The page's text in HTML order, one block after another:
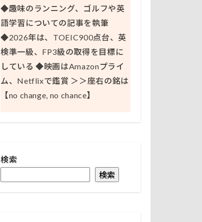
◆趣味のランニング、ゴルフや英
語学習についての記事を執筆
◆2026年は、TOEIC900点台、英
検準一級、FP3級の取得を目標に
している ◆映画はAmazonプライ
ム、Netflixで鑑賞 ＞＞座右の銘は
【no change, no chance】
検索
検索